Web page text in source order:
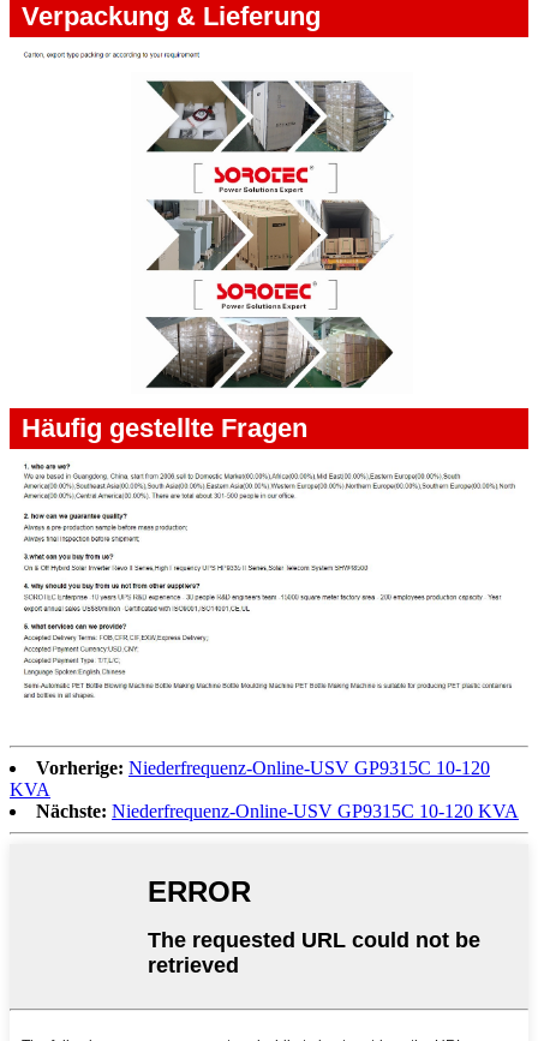
Verpackung & Lieferung
Häufig gestellte Fragen
Vorherige: Niederfrequenz-Online-USV GP9315C 10-120
KVA
Nächste: Niederfrequenz-Online-USV GP9315C 10-120 KVA